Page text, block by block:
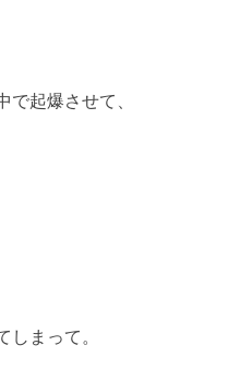
起爆させて、
まって。